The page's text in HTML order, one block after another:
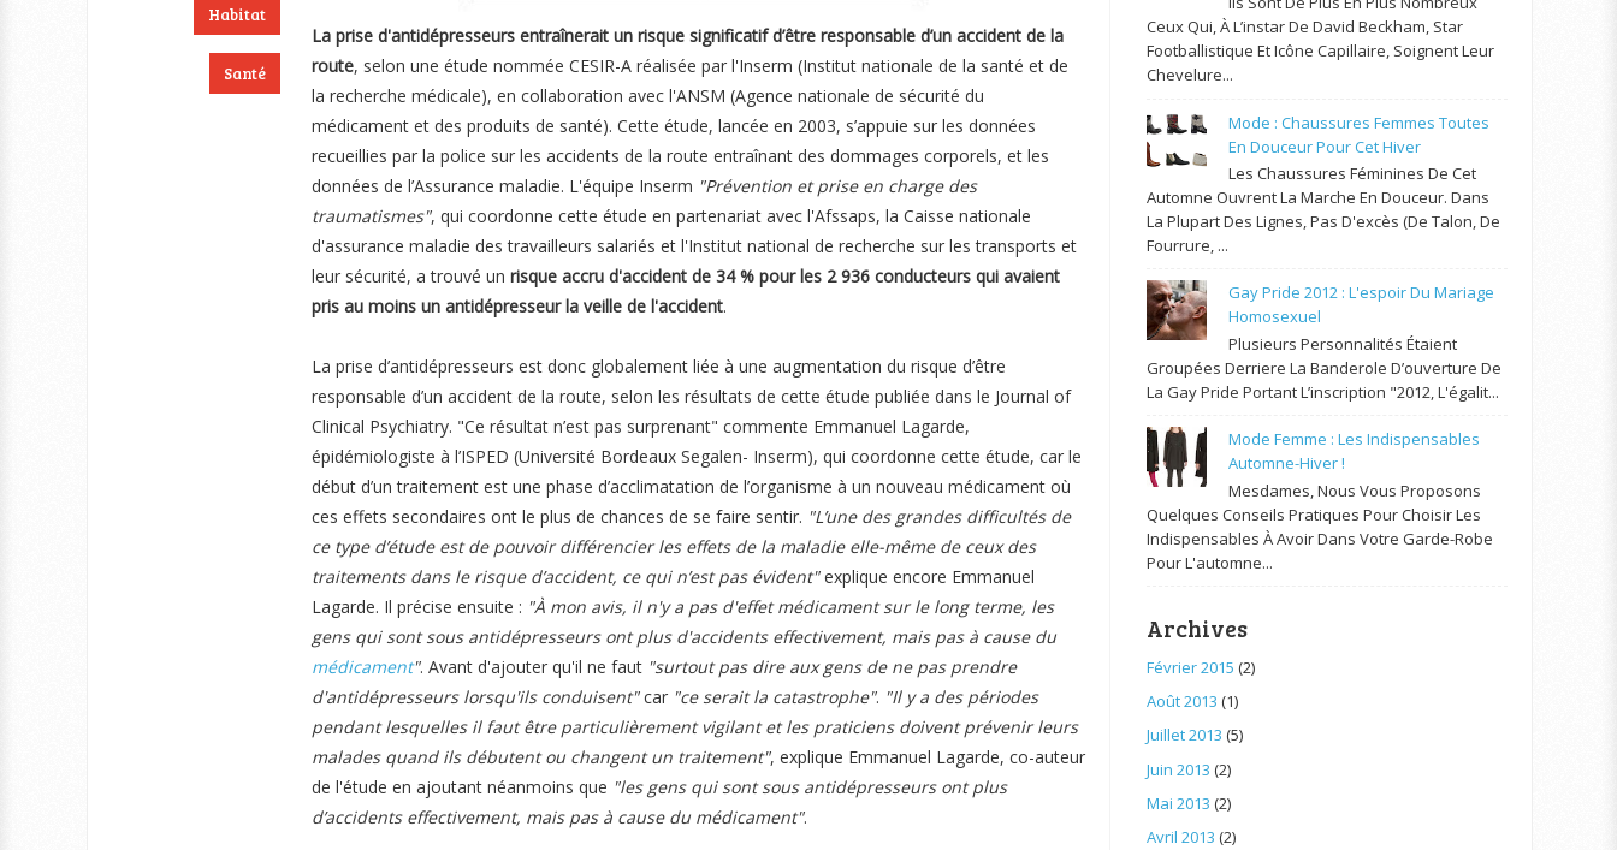
Habitat
Santé
La prise d'antidépresseurs entraînerait un risque significatif d’être responsable d’un accident de la
route, selon une étude nommée CESIR-A réalisée par l'Inserm (Institut nationale de la santé et de
la recherche médicale), en collaboration avec l'ANSM (Agence nationale de sécurité du
médicament et des produits de santé). Cette étude, lancée en 2003, s’appuie sur les données
recueillies par la police sur les accidents de la route entraînant des dommages corporels, et les
données de l’Assurance maladie. L'équipe Inserm "Prévention et prise en charge des
traumatismes", qui coordonne cette étude en partenariat avec l'Afssaps, la Caisse nationale
d'assurance maladie des travailleurs salariés et l'Institut national de recherche sur les transports et
leur sécurité, a trouvé un risque accru d'accident de 34 % pour les 2 936 conducteurs qui avaient
pris au moins un antidépresseur la veille de l'accident.
La prise d’antidépresseurs est donc globalement liée à une augmentation du risque d’être
responsable d’un accident de la route, selon les résultats de cette étude publiée dans le Journal of
Clinical Psychiatry. "Ce résultat n’est pas surprenant" commente Emmanuel Lagarde,
épidémiologiste à l’ISPED (Université Bordeaux Segalen- Inserm), qui coordonne cette étude, car le
début d’un traitement est une phase d’acclimatation de l’organisme à un nouveau médicament où
ces effets secondaires ont le plus de chances de se faire sentir. "L’une des grandes difficultés de
ce type d’étude est de pouvoir différencier les effets de la maladie elle-même de ceux des
traitements dans le risque d’accident, ce qui n’est pas évident"explique encore Emmanuel
Lagarde. Il précise ensuite : "À mon avis, il n'y a pas d'effet médicament sur le long terme, les
gens qui sont sous antidépresseurs ont plus d'accidents effectivement, mais pas à cause du
médicament". Avant d'ajouter qu'il ne faut "surtout pas dire aux gens de ne pas prendre
d'antidépresseurs lorsqu'ils conduisent"car "ce serait la catastrophe". "Il y a des périodes
pendant lesquelles il faut être particulièrement vigilant et les praticiens doivent prévenir leurs
malades quand ils débutent ou changent un traitement", explique Emmanuel Lagarde, co-auteur
de l'étude en ajoutant néanmoins que "les gens qui sont sous antidépresseurs ont plus
d’accidents effectivement, mais pas à cause du médicament".
Ceux Qui, À L’instar De David Beckham, Star
Footballistique Et Icône Capillaire, Soignent Leur
Chevelure...
Mode : Chaussures Femmes Toutes
En Douceur Pour Cet Hiver
Les Chaussures Féminines De Cet
Automne Ouvrent La Marche En Douceur. Dans
La Plupart Des Lignes, Pas D'excès (de Talon, De
Fourrure, ...
Gay Pride 2012 : L'espoir Du Mariage
Homosexuel
Plusieurs Personnalités Étaient
Groupées Derriere La Banderole D’ouverture De
La Gay Pride Portant L’inscription "2012, L'égalit...
Mode Femme : Les Indispensables
Automne-Hiver !
Mesdames, Nous Vous Proposons
Quelques Conseils Pratiques Pour Choisir Les
Indispensables À Avoir Dans Votre Garde-Robe
Pour L'automne...
Archives
Février 2015 (2)
Août 2013 (1)
Juillet 2013 (5)
Juin 2013 (2)
Mai 2013 (2)
Avril 2013 (2)